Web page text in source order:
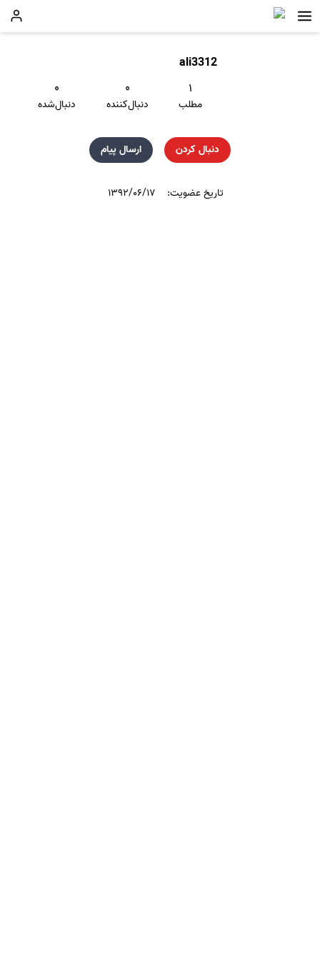
ali3312
۱
مطلب
۰
دنبال‌کننده
۰
دنبال‌شده
دنبال کردن ارسال پیام
تاریخ عضویت: ۱۳۹۲/۰۶/۱۷